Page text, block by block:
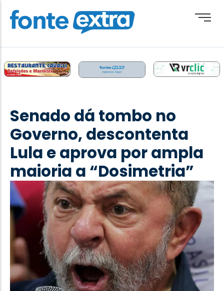
Destaque
Esporte
Geral
Obituário
Paraguai
Paraná
Política
Santa Helena e Região
Saúde e Bem-Estar
Senado dá tombo no
Governo, descontenta
Lula e aprova por ampla
maioria a “Dosimetria”